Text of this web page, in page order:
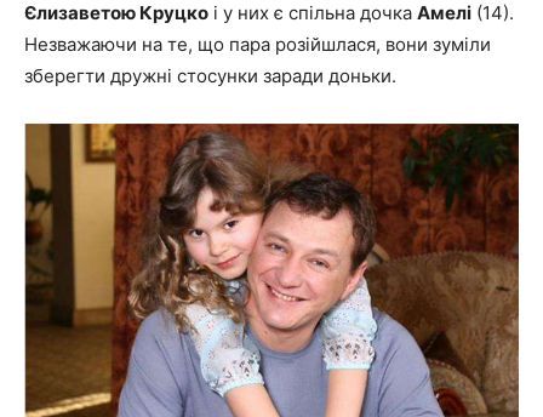
Єлизаветою Круцко і у них є спільна дочка Амелі (14).
Незважаючи на те, що пара розійшлася, вони зуміли
зберегти дружні стосунки заради доньки.